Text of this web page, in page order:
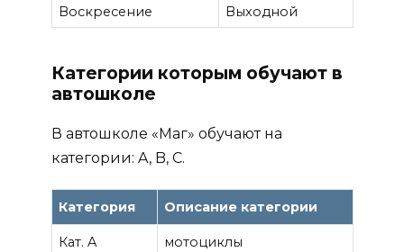
Воскресение Выходной
Категории которым обучают в
автошколе
В автошколе «Маг» обучают на
категории: A, B, C.
Категория Описание категории
Кат. A мотоциклы